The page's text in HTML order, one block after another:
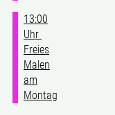
13:00
Uhr
Freies
Malen
am
Montag